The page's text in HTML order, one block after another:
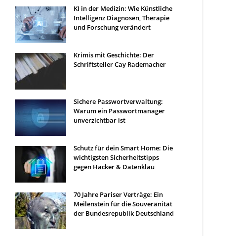
KI in der Medizin: Wie Künstliche
Intelligenz Diagnosen, Therapie
und Forschung verändert
Krimis mit Geschichte: Der
Schriftsteller Cay Rademacher
Sichere Passwortverwaltung:
Warum ein Passwortmanager
unverzichtbar ist
Schutz für dein Smart Home: Die
wichtigsten Sicherheitstipps
gegen Hacker & Datenklau
70 Jahre Pariser Verträge: Ein
Meilenstein für die Souveränität
der Bundesrepublik Deutschland